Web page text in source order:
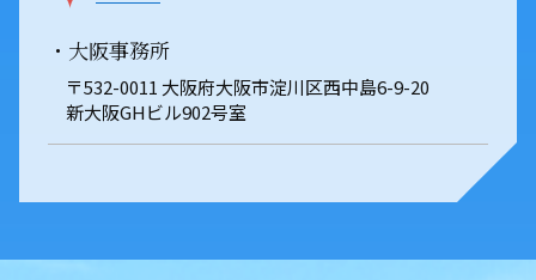
・大阪事務所
〒532-0011 大阪府大阪市淀川区西中島6-9-20
新大阪GHビル902号室